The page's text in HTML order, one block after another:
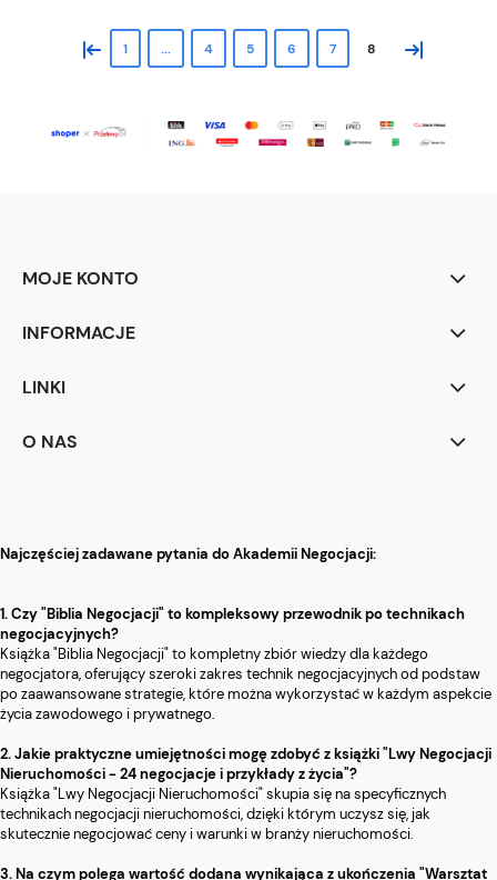
« 1 ... 4 5 6 7 8 »
MOJE KONTO
INFORMACJE
LINKI
O NAS
Najczęściej zadawane pytania do Akademii Negocjacji:
1. Czy "Biblia Negocjacji" to kompleksowy przewodnik po technikach
negocjacyjnych?
Książka "Biblia Negocjacji" to kompletny zbiór wiedzy dla każdego
negocjatora, oferujący szeroki zakres technik negocjacyjnych od podstaw
po zaawansowane strategie, które można wykorzystać w każdym aspekcie
życia zawodowego i prywatnego.
2. Jakie praktyczne umiejętności mogę zdobyć z książki "Lwy Negocjacji
Nieruchomości - 24 negocjacje i przykłady z życia"?
Książka "Lwy Negocjacji Nieruchomości" skupia się na specyficznych
technikach negocjacji nieruchomości, dzięki którym uczysz się, jak
skutecznie negocjować ceny i warunki w branży nieruchomości.
3. Na czym polega wartość dodana wynikająca z ukończenia "Warsztat